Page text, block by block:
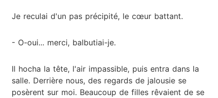
Je reculai d'un pas précipité, le cœur battant.
- O-oui... merci, balbutiai-je.
Il hocha la tête, l'air impassible, puis entra dans la
salle. Derrière nous, des regards de jalousie se
posèrent sur moi. Beaucoup de filles rêvaient de se